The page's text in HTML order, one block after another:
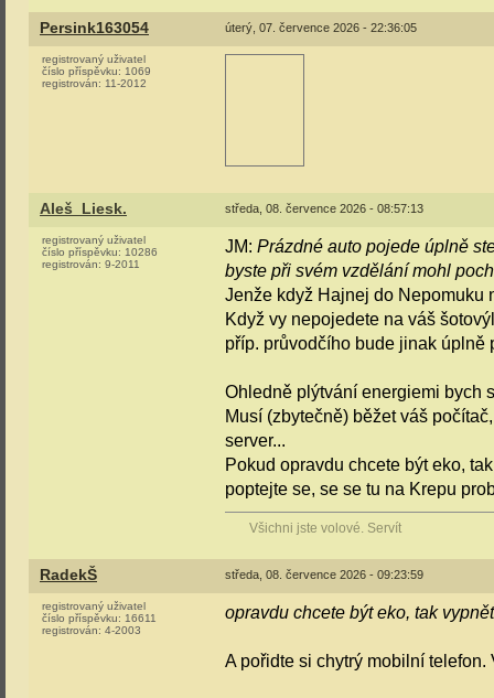
Persink163054 úterý, 07. července 2026 - 22:36:05
registrovaný uživatel
číslo příspěvku: 1069
registrován: 11-2012
Aleš_Liesk. středa, 08. července 2026 - 08:57:13
registrovaný uživatel
číslo příspěvku: 10286
registrován: 9-2011
JM: Prázdné auto pojede úplně
byste při svém vzdělání mohl
Jenže když Hajnej do Nepomuku
Když vy nepojedete na váš
příp. průvodčího bude jinak úplně
Ohledně plýtvání energiemi bych
Musí (zbytečně) běžet váš
server...
Pokud opravdu chcete být eko,
poptejte se, se se tu na Krepu
Všichni jste volové. Servít
RadekŠ středa, 08. července 2026 - 09:23:59
registrovaný uživatel
číslo příspěvku: 16611
registrován: 4-2003
opravdu chcete být eko, tak
A pořidte si chytrý mobilní